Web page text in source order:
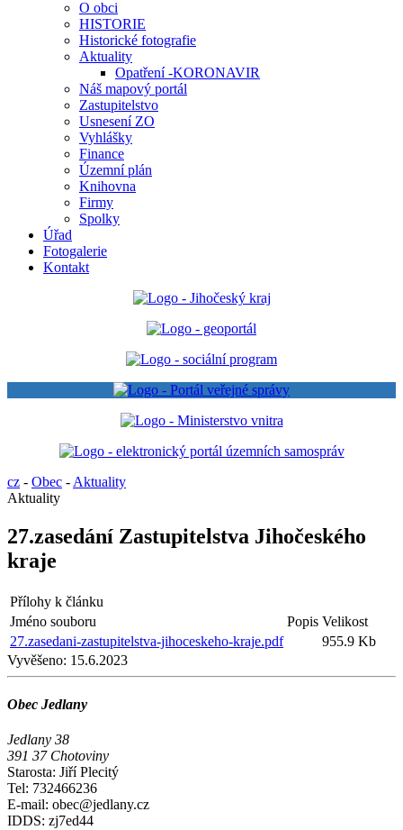
O obci
HISTORIE
Historické fotografie
Aktuality
Opatření -KORONAVIR
Náš mapový portál
Zastupitelstvo
Usnesení ZO
Vyhlášky
Finance
Územní plán
Knihovna
Firmy
Spolky
Úřad
Fotogalerie
Kontakt
cz - Obec - Aktuality
Aktuality
27.zasedání Zastupitelstva Jihočeského
kraje
Přílohy k článku
Jméno souboru
Popis Velikost
27.zasedani-zastupitelstva-jihoceskeho-kraje.pdf
955.9 Kb
Vyvěšeno: 15.6.2023
Obec Jedlany
Jedlany 38
391 37 Chotoviny
Starosta: Jiří Plecitý
Tel: 732466236
E-mail: obec@jedlany.cz
IDDS: zj7ed44